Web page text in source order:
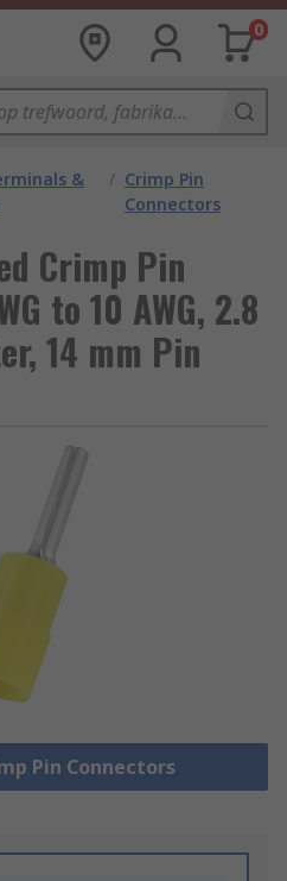
0
&
/ Crimp Pin
Connectors
Crimp Pin
to 10 AWG, 2.8
14 mm Pin
Pin Connectors